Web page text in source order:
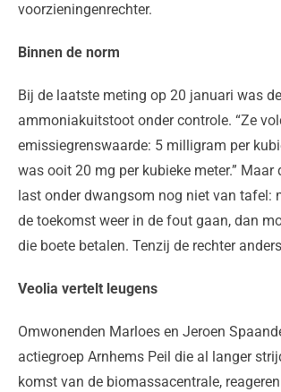
voorzieningenrechter.
Binnen de norm
Bij de laatste meting op 20 januari was de
ammoniakuitstoot onder controle. “Ze
emissiegrenswaarde: 5 milligram per
was ooit 20 mg per kubieke meter.” Maar
last onder dwangsom nog niet van tafel:
de toekomst weer in de fout gaan, dan
die boete betalen. Tenzij de rechter
Veolia vertelt leugens
Omwonenden Marloes en Jeroen
actiegroep Arnhems Peil die al langer
komst van de biomassacentrale,